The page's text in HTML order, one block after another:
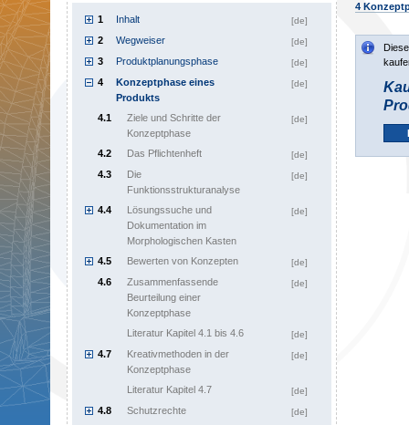
4
1
Inhalt [de]
2 Wegweiser [de]
3 Produktplanungsphase [de]
4
Konzeptphase eines
Produkts
[de]
4.1
Ziele und Schritte der
Konzeptphase
[de]
4.2 Das Pflichtenheft [de]
4.3
Die
Funktionsstrukturanalyse
[de]
4.4
Lösungssuche und
Dokumentation im
Morphologischen Kasten
[de]
4.5 Bewerten von Konzepten [de]
4.6
Zusammenfassende
Beurteilung einer
Konzeptphase
[de]
Literatur Kapitel 4.1 bis 4.6 [de]
4.7
Kreativmethoden in der
Konzeptphase
[de]
Literatur Kapitel 4.7 [de]
4.8 Schutzrechte [de]